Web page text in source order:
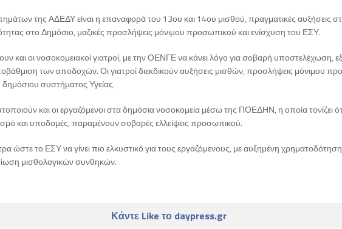
της ΑΔΕΔΥ είναι η επαναφορά του 13ου και 14ου μισθού, πραγματικές αυξήσεις
στο Δημόσιο, μαζικές προσλήψεις μόνιμου προσωπικού και ενίσχυση του ΕΣΥ.
και οι νοσοκομειακοί γιατροί, με την ΟΕΝΓΕ να κάνει λόγο για σοβαρή υποστελέχωση,
των αποδοχών. Οι γιατροί διεκδικούν αυξήσεις μισθών, προσλήψεις μόνιμου
δημόσιου συστήματος Υγείας.
και οι εργαζόμενοι στα δημόσια νοσοκομεία μέσω της ΠΟΕΔΗΝ, η οποία τονίζει
και υποδομές, παραμένουν σοβαρές ελλείψεις προσωπικού.
ώστε το ΕΣΥ να γίνει πιο ελκυστικό για τους εργαζόμενους, με αυξημένη
μισθολογικών συνθηκών.
Κάντε Like το daypress.gr